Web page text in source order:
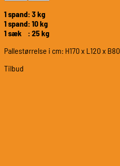
1 spand: 3 kg
1 spand: 10 kg
1 sæk : 25 kg
Pallestørrelse i cm: H170 x L120 x B80
Tilbud